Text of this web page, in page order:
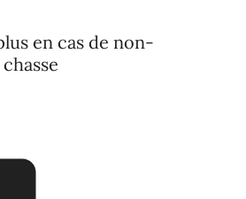
en cas de non-